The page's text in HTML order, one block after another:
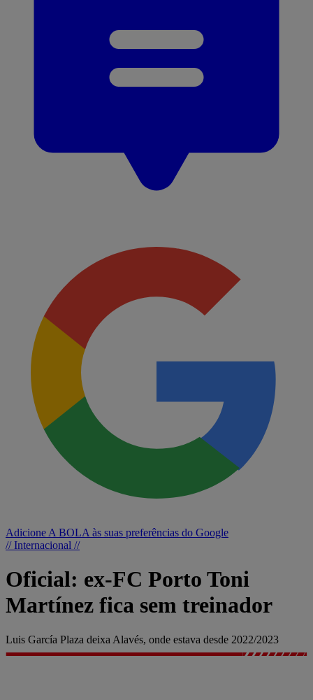
Adicione A BOLA às suas preferências do Google
// Internacional //
Oficial: ex-FC Porto Toni
Martínez fica sem treinador
Luis García Plaza deixa Alavés, onde estava desde 2022/2023